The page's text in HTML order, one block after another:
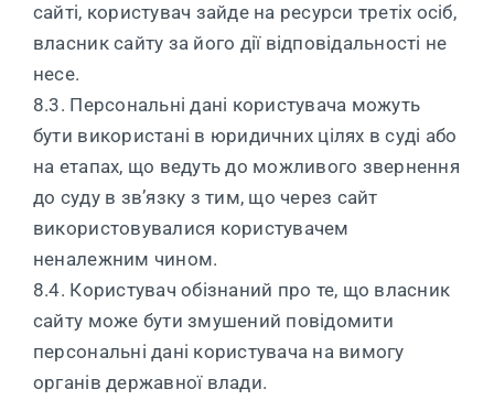
сайті, користувач зайде на ресурси третіх осіб,
власник сайту за його дії відповідальності не
несе.
8.3. Персональні дані користувача можуть
бути використані в юридичних цілях в суді або
на етапах, що ведуть до можливого звернення
до суду в зв’язку з тим, що через сайт
використовувалися користувачем
неналежним чином.
8.4. Користувач обізнаний про те, що власник
сайту може бути змушений повідомити
персональні дані користувача на вимогу
органів державної влади.